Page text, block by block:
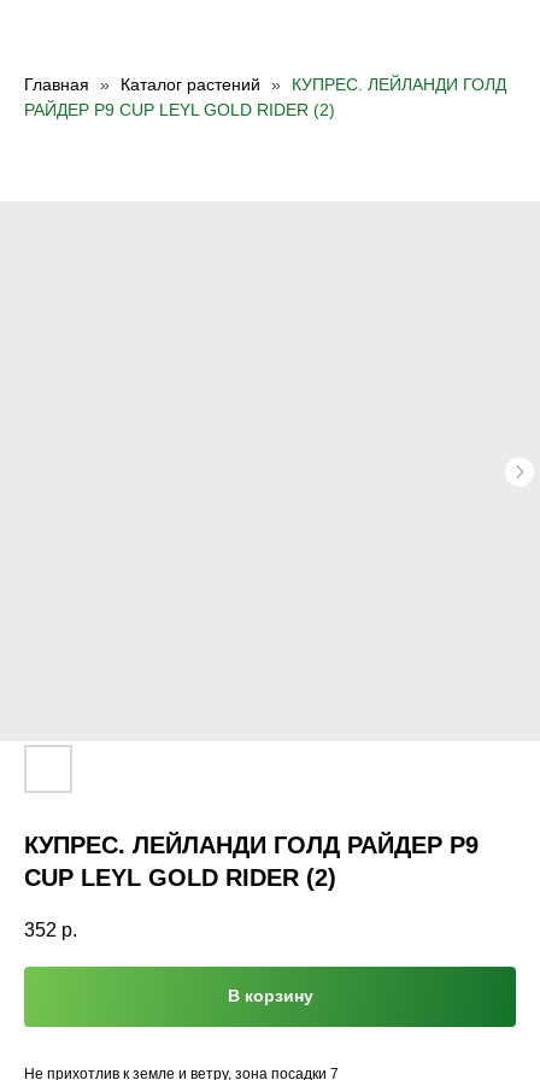
Главная Каталог растений
КУПРЕС. ЛЕЙЛАНДИ ГОЛД
РАЙДЕР Р9 CUР LEYL GOLD RIDER (2)
КУПРЕС. ЛЕЙЛАНДИ ГОЛД РАЙДЕР Р9
CUР LEYL GOLD RIDER (2)
352 р.
В корзину
Не прихотлив к земле и ветру, зона посадки 7